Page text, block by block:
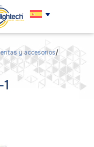
y accesorios